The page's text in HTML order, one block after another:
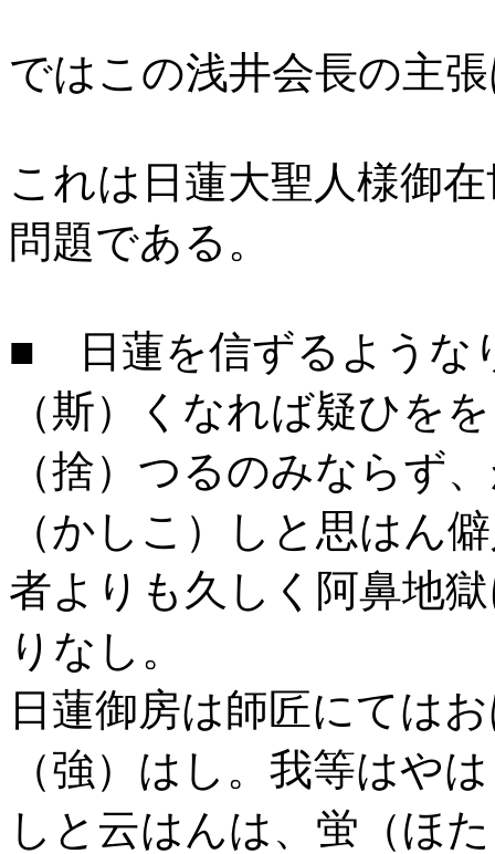
ではこの浅井会長の主
これは日蓮大聖人様御
問題である。
■ 日蓮を信ずるような
（斯）くなれば疑ひを
（捨）つるのみならず
（かしこ）しと思はん
者よりも久しく阿鼻地
りなし。
日蓮御房は師匠にては
（強）はし。我等はや
しと云はんは、蛍（ほ